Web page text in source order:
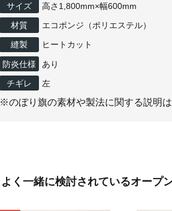
サイズ 高さ1,800mm×幅600mm
材質 エコポンジ（ポリエステル）
縫製 ヒートカット
防炎仕様 あり
チギレ 左
※のぼり旗の素材や製法に関する説明は
よく一緒に検討されているオープ